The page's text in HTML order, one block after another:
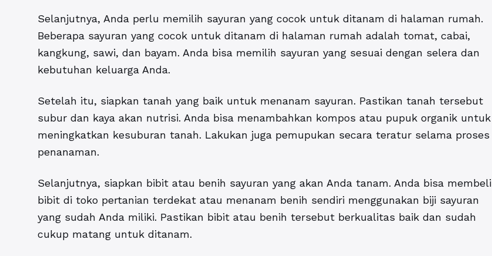
Selanjutnya, Anda perlu memilih sayuran yang cocok untuk ditanam di halaman rumah.
Beberapa sayuran yang cocok untuk ditanam di halaman rumah adalah tomat, cabai,
kangkung, sawi, dan bayam. Anda bisa memilih sayuran yang sesuai dengan selera dan
kebutuhan keluarga Anda.
Setelah itu, siapkan tanah yang baik untuk menanam sayuran. Pastikan tanah tersebut
subur dan kaya akan nutrisi. Anda bisa menambahkan kompos atau pupuk organik untuk
meningkatkan kesuburan tanah. Lakukan juga pemupukan secara teratur selama proses
penanaman.
Selanjutnya, siapkan bibit atau benih sayuran yang akan Anda tanam. Anda bisa membeli
bibit di toko pertanian terdekat atau menanam benih sendiri menggunakan biji sayuran
yang sudah Anda miliki. Pastikan bibit atau benih tersebut berkualitas baik dan sudah
cukup matang untuk ditanam.